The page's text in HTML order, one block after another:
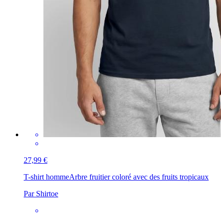
27,99 €
T-shirt hommeArbre fruitier coloré avec des fruits tropicaux
Par Shirtoe